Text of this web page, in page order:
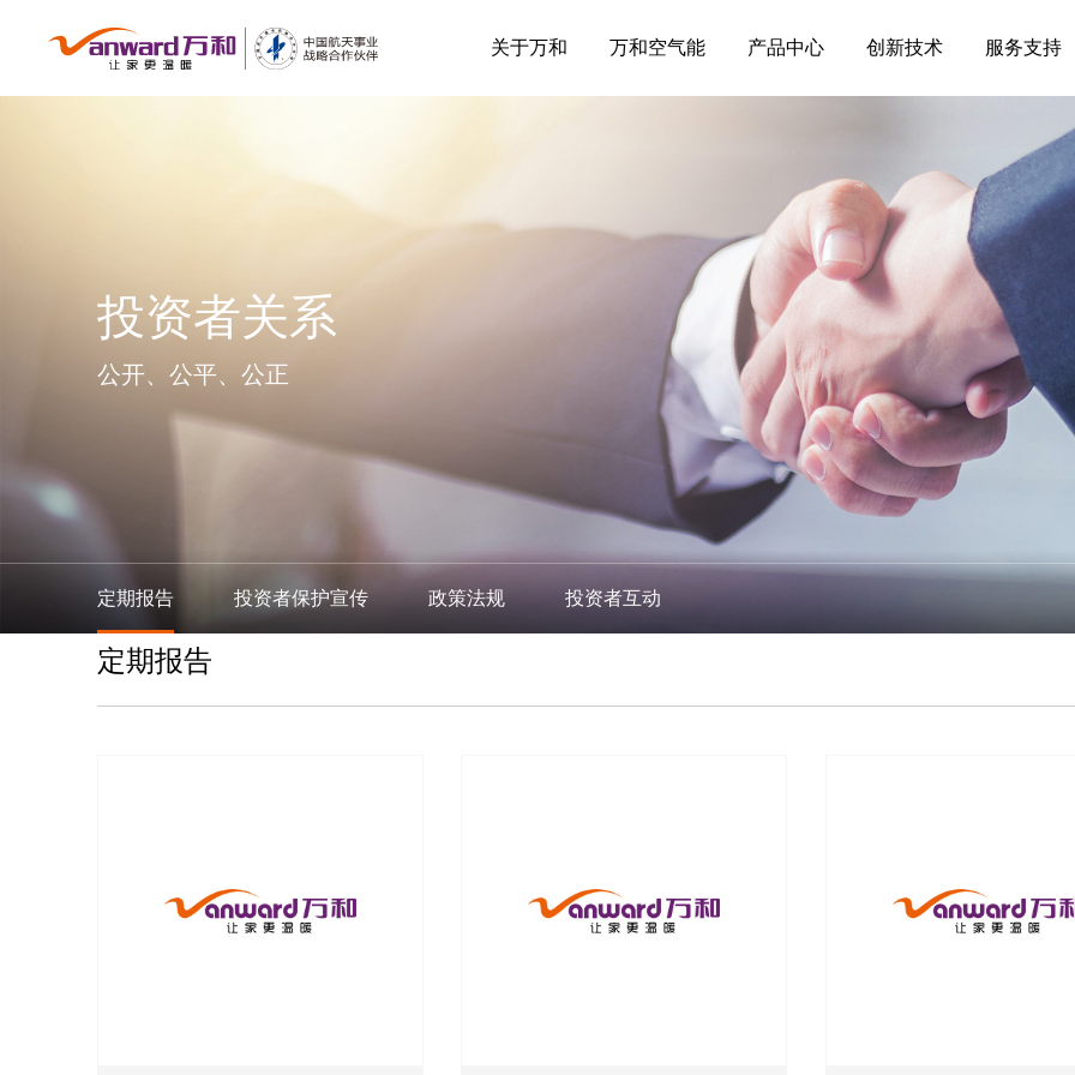
关于万和 万和空气能 产品中心 创新技术 服务支持
定期报告 投资者保护宣传 政策法规 投资者互动
投资者关系
公开、公平、公正
定期报告